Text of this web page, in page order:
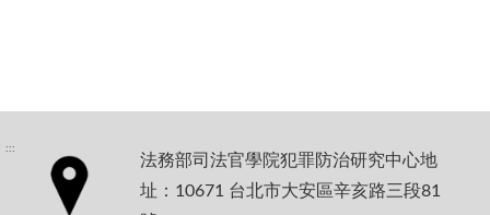
:::
法務部司法官學院犯罪防治研究中心地
址：10671 台北市大安區辛亥路三段81